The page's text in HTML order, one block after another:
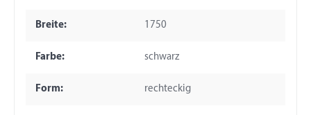
Breite: 1750
Farbe: schwarz
Form: rechteckig